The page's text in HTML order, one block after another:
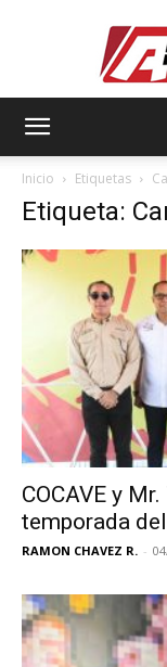
Inicio Etiquetas
Etiqueta:
COCAVE y
temporada
RAMON CHAVEZ R. -